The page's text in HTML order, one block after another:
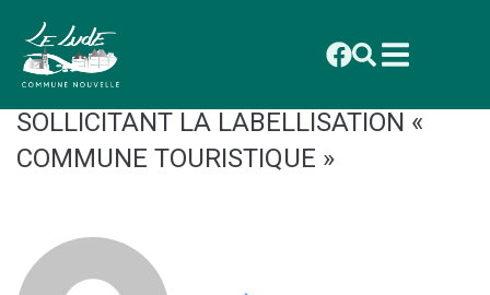
principal
CONSEIL AVRIL DELIBERATION
2025_014 ANNEXE DÉLIBÉRATION
SOLLICITANT LA LABELLISATION «
COMMUNE TOURISTIQUE »